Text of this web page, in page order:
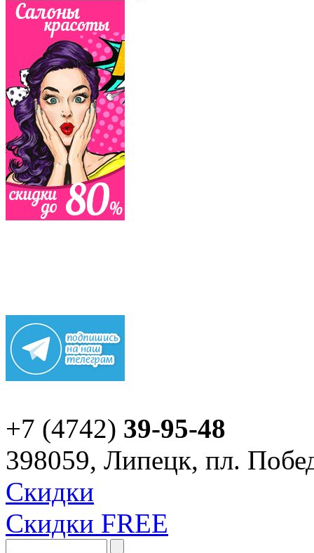
+7 (4742) 39-95-48
398059, Липецк, пл.
Скидки
Скидки FREE